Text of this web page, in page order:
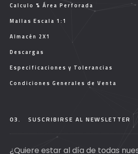
Calculo % Área Perforada
Mallas Escala 1:1
Almacén 2X1
Descargas
Especificaciones y Tolerancias
Condiciones Generales de Venta
03. SUSCRIBIRSE AL NEWSLETTER
¿Quiere estar al día de todas